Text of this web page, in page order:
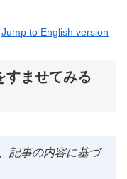
Jump to English version
すませてみる
記事の内容に基づ